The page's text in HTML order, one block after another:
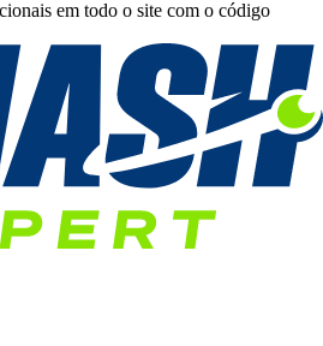
em todo o site com o código